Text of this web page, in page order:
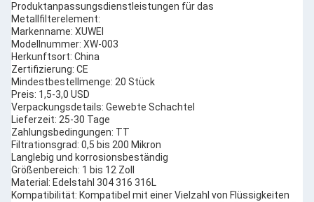
Produktanpassungsdienstleistungen für das
Metallfilterelement:
Markenname: XUWEI
Modellnummer: XW-003
Herkunftsort: China
Zertifizierung: CE
Mindestbestellmenge: 20 Stück
Preis: 1,5-3,0 USD
Verpackungsdetails: Gewebte Schachtel
Lieferzeit: 25-30 Tage
Zahlungsbedingungen: TT
Filtrationsgrad: 0,5 bis 200 Mikron
Langlebig und korrosionsbeständig
Größenbereich: 1 bis 12 Zoll
Material: Edelstahl 304 316 316L
Kompatibilität: Kompatibel mit einer Vielzahl von Flüssigkeiten